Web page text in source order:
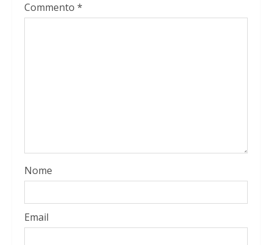
Commento *
Nome
Email